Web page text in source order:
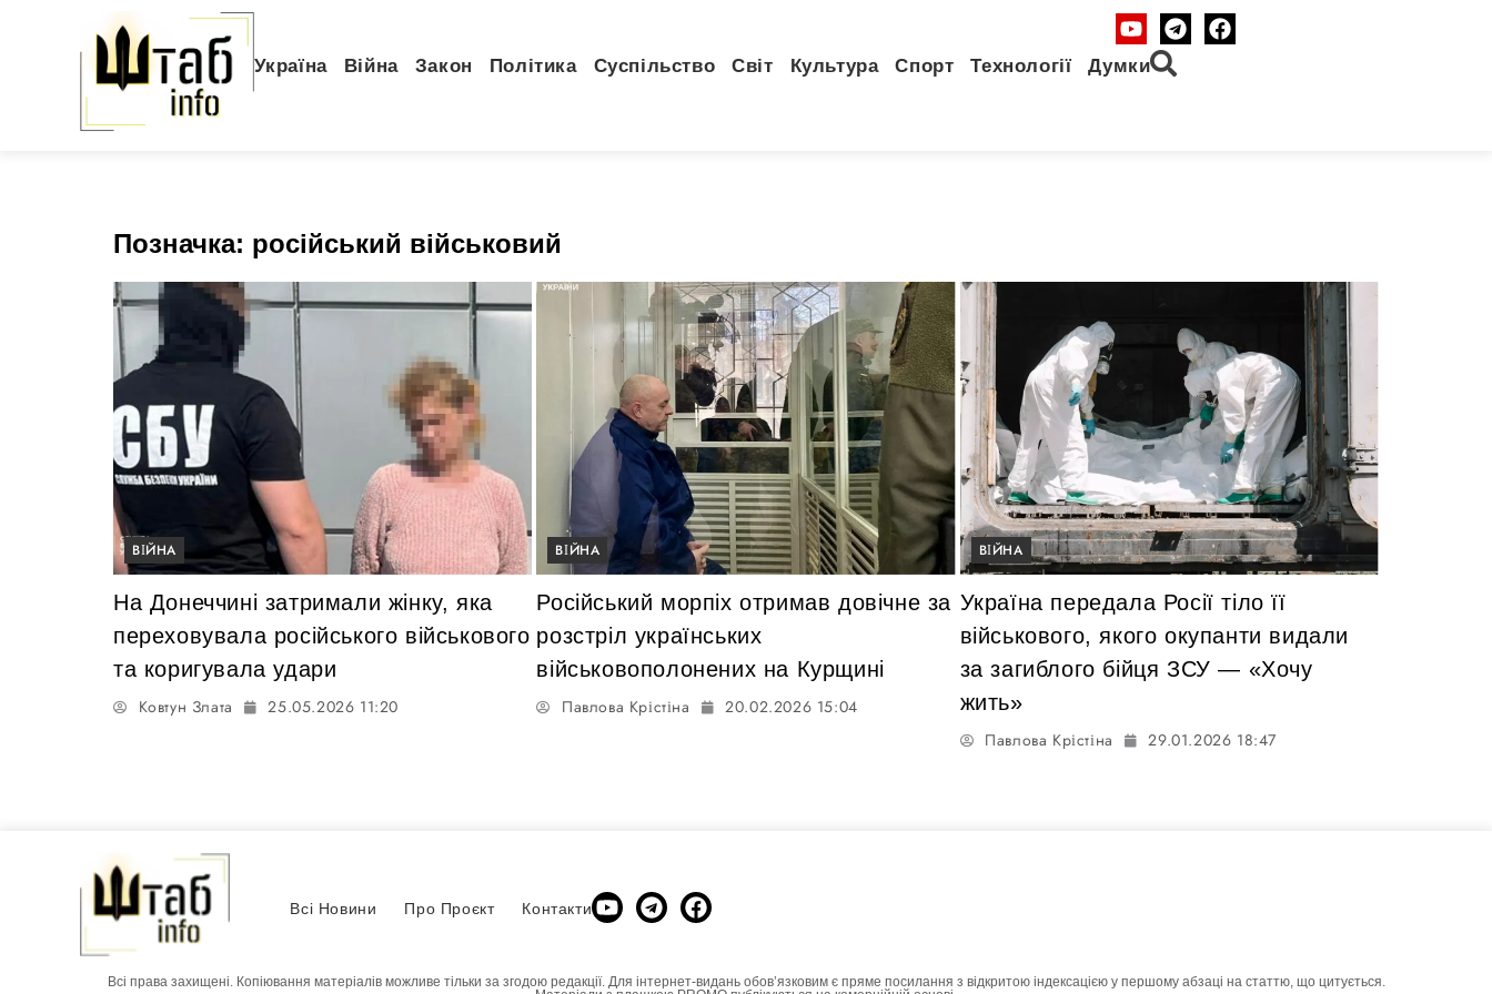
Україна Війна Закон Політика Суспільство Світ Культура Спорт Технології Думки
Позначка: російський військовий
ВІЙНА
На Донеччині затримали жінку, яка
переховувала російського військового
та коригувала удари
Ковтун Злата 25.05.2026 11:20
ВІЙНА
Російський морпіх отримав довічне за
розстріл українських
військовополонених на Курщині
Павлова Крістіна 20.02.2026 15:04
ВІЙНА
Україна передала Росії тіло її
військового, якого окупанти видали
за загиблого бійця ЗСУ — «Хочу
жить»
Павлова Крістіна 29.01.2026 18:47
Всі Новини Про Проєкт Контакти
Всі права захищені. Копіювання матеріалів можливе тільки за згодою редакції. Для інтернет-видань обовʼязковим є пряме посилання з відкритою індексацією у першому абзаці на статтю, що цитується.